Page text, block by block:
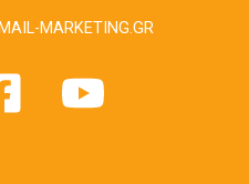
MARKETING.GR